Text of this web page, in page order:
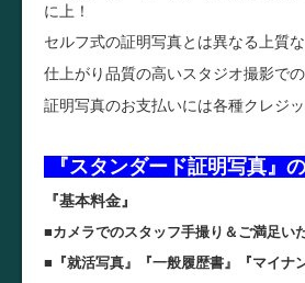
に上！
セルフ式の証明写真とは異なる上質
仕上がり品質の高いスタジオ撮影での
証明写真のお支払いには各種クレジ
『スタンダード証明写真』
『基本料金』
■カメラでのスタッフ手撮り＆ご満足い
■『就活写真』『一般履歴書』『マイナ